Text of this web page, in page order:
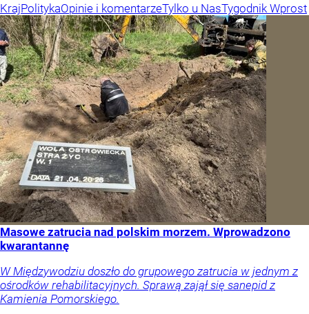
KrajPolitykaOpinie i komentarzeTylko u NasTygodnik Wprost
Masowe zatrucia nad polskim morzem. Wprowadzono
kwarantannę
W Międzywodziu doszło do grupowego zatrucia w jednym z
ośrodków rehabilitacyjnych. Sprawą zajął się sanepid z
Kamienia Pomorskiego.